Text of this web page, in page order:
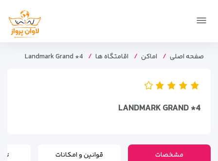
صفحه اصلی اماکن اقامتگاه ها Landmark Grand *4
LANDMARK GRAND *4
مشخصات قوانین و امکانات